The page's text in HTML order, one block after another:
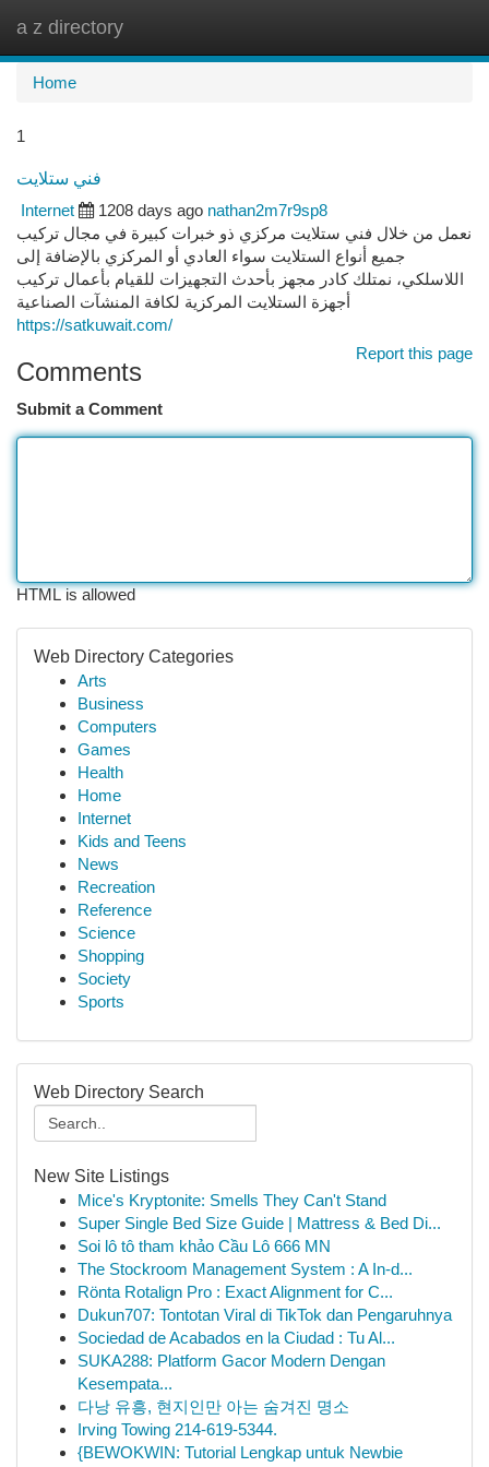
a z directory
Home
1
فني ستلايت
Internet
1208 days ago nathan2m7r9sp8
نعمل من خلال فني ستلايت مركزي ذو خبرات كبيرة في مجال تركيب
جميع أنواع الستلايت سواء العادي أو المركزي بالإضافة إلى
اللاسلكي، نمتلك كادر مجهز بأحدث التجهيزات للقيام بأعمال تركيب
أجهزة الستلايت المركزية لكافة المنشآت الصناعية
https://satkuwait.com/
Report this page
Comments
Submit a Comment
HTML is allowed
Web Directory Categories
Arts
Business
Computers
Games
Health
Home
Internet
Kids and Teens
News
Recreation
Reference
Science
Shopping
Society
Sports
Web Directory Search
New Site Listings
Mice's Kryptonite: Smells They Can't Stand
Super Single Bed Size Guide | Mattress & Bed Di...
Soi lô tô tham khảo Cầu Lô 666 MN
The Stockroom Management System : A In-d...
Rönta Rotalign Pro : Exact Alignment for C...
Dukun707: Tontotan Viral di TikTok dan Pengaruhnya
Sociedad de Acabados en la Ciudad : Tu Al...
SUKA288: Platform Gacor Modern Dengan
Kesempata...
다낭 유흥, 현지인만 아는 숨겨진 명소
Irving Towing 214-619-5344.
{BEWOKWIN: Tutorial Lengkap untuk Newbie